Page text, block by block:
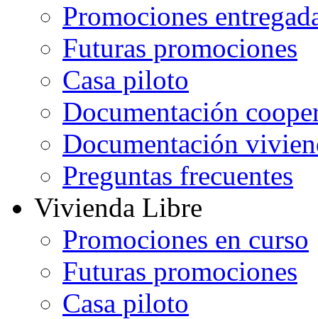
Promociones
Futuras promociones
Casa piloto
Documentación
Documentación
Preguntas frecuentes
Vivienda Libre
Promociones en curso
Futuras promociones
Casa piloto